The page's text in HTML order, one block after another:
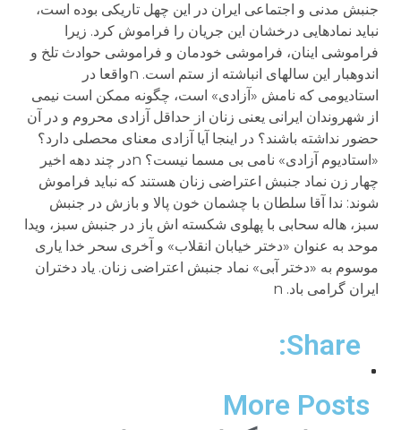
جنبش مدنی و اجتماعی ایران در این چهل تاریکی بوده است،
نباید نمادهایی درخشان این جریان را فراموش کرد. زیرا
فراموشی اینان، فراموشی خودمان و فراموشی حوادث تلخ و
اندوهبار این سالهای انباشته از ستم است. nواقعا در
استادیومی که نامش «آزادی» است، چگونه ممکن است نیمی
از شهروندان ایرانی یعنی زنان از حداقل آزادی محروم و در آن
حضور نداشته باشند؟ در اینجا آیا آزادی معنای محصلی دارد؟
«استادیوم آزادی» نامی بی مسما نیست؟ nدر چند دهه اخیر
چهار زن نماد جنبش اعتراضی زنان هستند که نباید فراموش
شوند: ندا آقا سلطان با چشمان خون پالا و بازش در جنبش
سبز، هاله سحابی با پهلوی شکسته اش باز در جنبش سبز، ویدا
موحد به عنوان «دختر خیابان انقلاب» و آخری سحر خدا یاری
موسوم به «دختر آبی» نماد جنبش اعتراضی زنان. یاد دختران
ایران گرامی باد. n
Share:
More Posts